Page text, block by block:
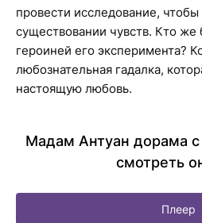
провести исследование,
существовании чувств. Кто же
героиней его эксперимента?
любознательная гадалка,
настоящую любовь.
Мадам Антуан дорама с
смотреть
Плеер